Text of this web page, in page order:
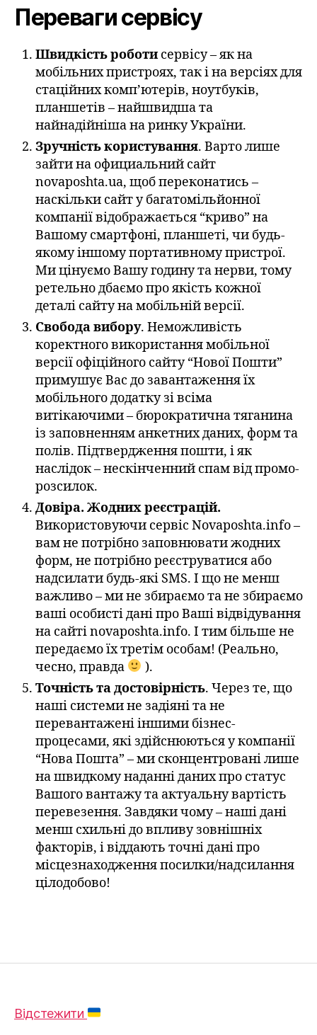
Переваги сервісу
Швидкість роботисервісу – як на
мобільних пристроях, так і на версіях для
стаційних комп’ютерів, ноутбуків,
планшетів – найшвидша та
найнадійніша на ринку України.
Зручність користування. Варто лише
зайти на официальний сайт
novaposhta.ua, щоб переконатись –
наскільки сайт у багатомільйонної
компанії відображається “криво” на
Вашому смартфоні, планшеті, чи будь-
якому іншому портативному пристрої.
Ми цінуємо Вашу годину та нерви, тому
ретельно дбаємо про якість кожної
деталі сайту на мобільній версії.
Свобода вибору. Неможливість
коректного використання мобільної
версії офіційного сайту “Нової Пошти”
примушує Вас до завантаження їх
мобільного додатку зі всіма
витікаючими – бюрократична тяганина
із заповненням анкетних даних, форм та
полів. Підтвердження пошти, і як
наслідок – нескінченний спам від промо-
розсилок.
Довіра. Жодних реєстрацій.
Використовуючи сервіс Novaposhta.info –
вам не потрібно заповнювати жодних
форм, не потрібно реєструватися або
надсилати будь-які SMS. І що не менш
важливо – ми не збираємо та не збираємо
ваші особисті дані про Ваші відвідування
на сайті novaposhta.info. І тим більше не
передаємо їх третім особам! (Реально,
чесно, правда
).
Точність та достовірність. Через те, що
наші системи не задіяні та не
перевантажені іншими бізнес-
процесами, які здійснюються у компанії
“Нова Пошта” – ми сконцентровані лише
на швидкому наданні даних про статус
Вашого вантажу та актуальну вартість
перевезення. Завдяки чому – наші дані
менш схильні до впливу зовнішніх
факторів, і віддають точні дані про
місцезнаходження посилки/надсилання
цілодобово!
Відстежити